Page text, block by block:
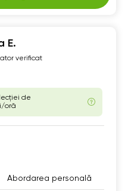
E.
verificat
de
oră
Abordarea personală